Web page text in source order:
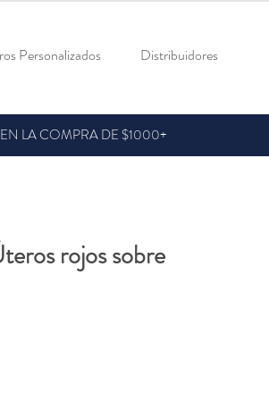
Personalizados Distribuidores
rojos sobre
LA COMPRA DE $1000+